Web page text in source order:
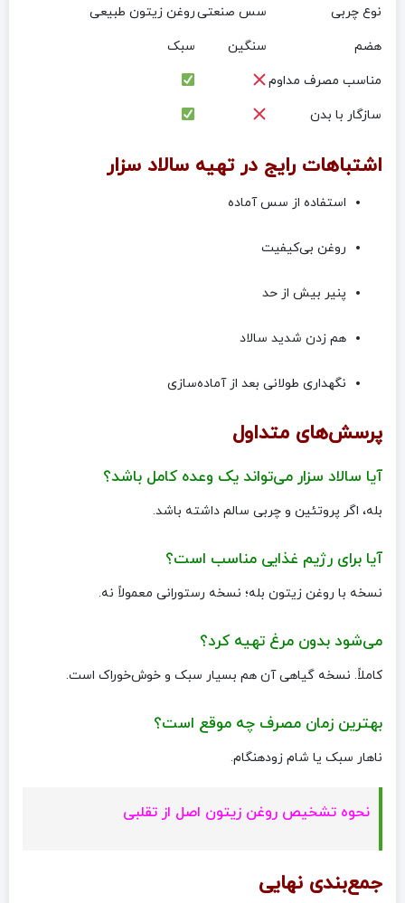
نوع چربی
سس صنعتیروغن زیتون طبیعی
هضم
سنگین
سبک
مناسب مصرف مداوم
سازگار با بدن
اشتباهات رایج در تهیه سالاد سزار
استفاده از سس آماده
روغن بی‌کیفیت
پنیر بیش از حد
هم زدن شدید سالاد
نگهداری طولانی بعد از آماده‌سازی
پرسش‌های متداول
آیا سالاد سزار می‌تواند یک وعده کامل باشد؟
بله، اگر پروتئین و چربی سالم داشته باشد.
آیا برای رژیم غذایی مناسب است؟
نسخه با روغن زیتون بله؛ نسخه رستورانی معمولاً نه.
می‌شود بدون مرغ تهیه کرد؟
کاملاً. نسخه گیاهی آن هم بسیار سبک و خوش‌خوراک است.
بهترین زمان مصرف چه موقع است؟
ناهار سبک یا شام زودهنگام.
نحوه تشخیص روغن زیتون اصل از تقلبی
جمع‌بندی نهایی